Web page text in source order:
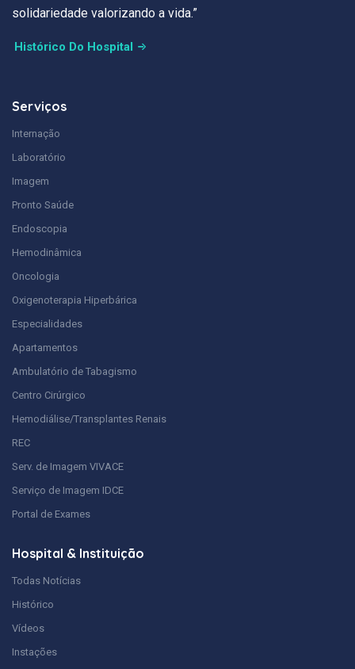
solidariedade valorizando a vida.”
Histórico Do Hospital
Serviços
Internação
Laboratório
Imagem
Pronto Saúde
Endoscopia
Hemodinâmica
Oncologia
Oxigenoterapia Hiperbárica
Especialidades
Apartamentos
Ambulatório de Tabagismo
Centro Cirúrgico
Hemodiálise/Transplantes Renais
REC
Serv. de Imagem VIVACE
Serviço de Imagem IDCE
Portal de Exames
Hospital & Instituição
Todas Notícias
Histórico
Vídeos
Instações